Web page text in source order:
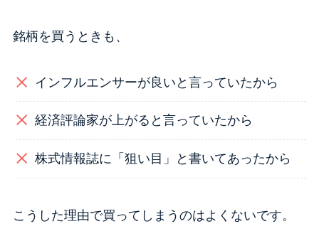
銘柄を買うときも、
インフルエンサーが良いと言っていたから
経済評論家が上がると言っていたから
株式情報誌に「狙い目」と書いてあったから
こうした理由で買ってしまうのはよくないです。